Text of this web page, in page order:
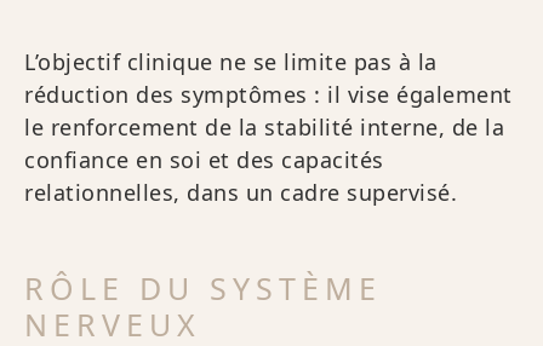
L’objectif clinique ne se limite pas à la
réduction des symptômes : il vise également
le renforcement de la stabilité interne, de la
confiance en soi et des capacités
relationnelles, dans un cadre supervisé.
RÔLE DU SYSTÈME
NERVEUX